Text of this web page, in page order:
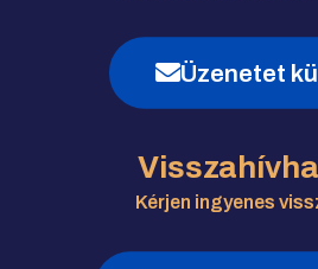
Üzenetet
Kérjen ingyenes